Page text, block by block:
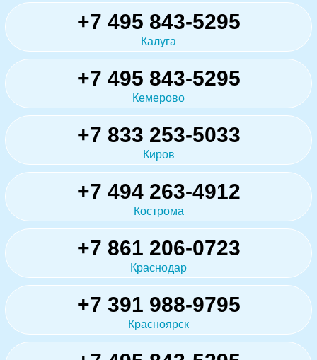
+7 495 843-5295
Калуга
+7 495 843-5295
Кемерово
+7 833 253-5033
Киров
+7 494 263-4912
Кострома
+7 861 206-0723
Краснодар
+7 391 988-9795
Красноярск